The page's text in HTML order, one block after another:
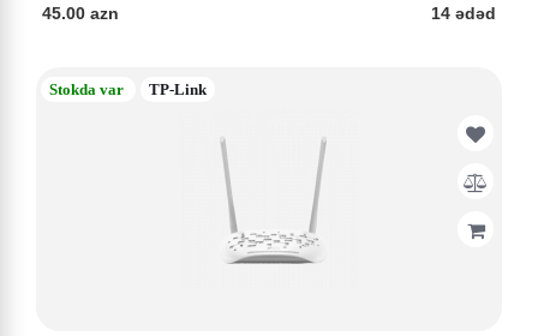
45.00 azn 14 ədəd
Stokda var TP-Link